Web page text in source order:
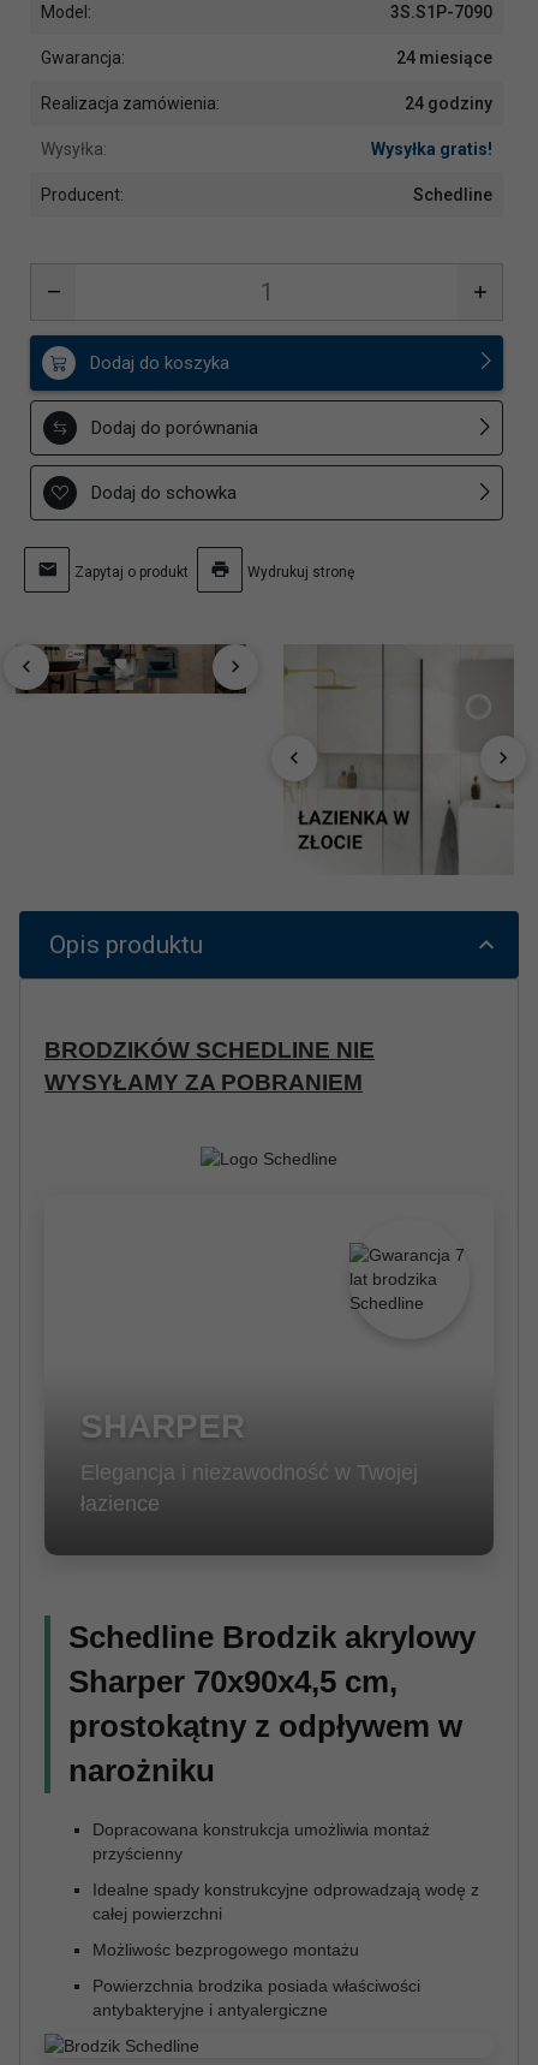
Model: 3S.S1P-7090
Gwarancja: 24 miesiące
Realizacja zamówienia: 24 godziny
Wysyłka: Wysyłka gratis!
Producent: Schedline
Dodaj do koszyka
Dodaj do porównania
Dodaj do schowka
Zapytaj o produkt Wydrukuj stronę
Opis produktu
BRODZIKÓW SCHEDLINE NIE
WYSYŁAMY ZA POBRANIEM
SHARPER
Elegancja i niezawodność w Twojej
łazience
Schedline Brodzik akrylowy
Sharper 70x90x4,5 cm,
prostokątny z odpływem w
narożniku
Dopracowana konstrukcja umożliwia montaż
przyścienny
Idealne spady konstrukcyjne odprowadzają wodę z
całej powierzchni
Możliwośc bezprogowego montażu
Powierzchnia brodzika posiada właściwości
antybakteryjne i antyalergiczne